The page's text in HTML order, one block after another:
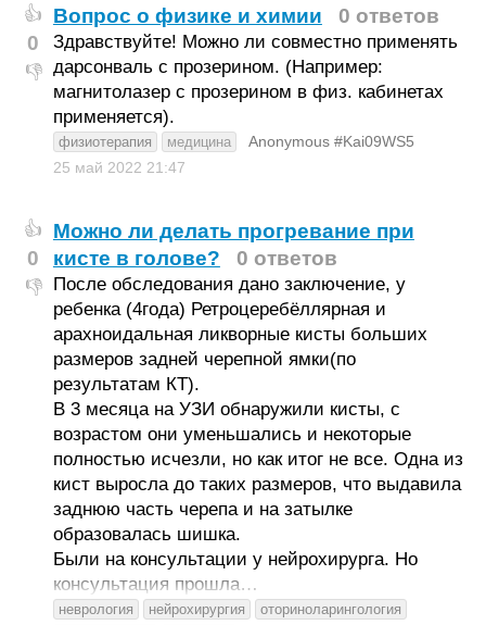
👍
0
👎
Вопрос о физике и химии 0 ответов
Здравствуйте! Можно ли совместно применять
дарсонваль с прозерином. (Например:
магнитолазер с прозерином в физ. кабинетах
применяется).
физиотерапия медицина
Anonymous #Kai09WS5
25 май 2022 21:47
👍
0
👎
Можно ли делать прогревание при
кисте в голове?
0 ответов
После обследования дано заключение, у
ребенка (4года) Ретроцеребёллярная и
арахноидальная ликворные кисты больших
размеров задней черепной ямки(по
результатам КТ).
В 3 месяца на УЗИ обнаружили кисты, с
возрастом они уменьшались и некоторые
полностью исчезли, но как итог не все. Одна из
кист выросла до таких размеров, что выдавила
заднюю часть черепа и на затылке
образовалась шишка.
Были на консультации у нейрохирурга. Но
консультация прошла…
неврология нейрохирургия
оториноларингология